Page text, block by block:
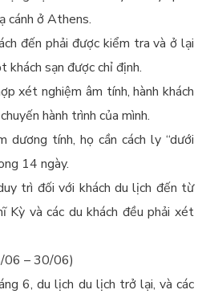
cánh ở Athens.
đến phải được kiểm tra và ở lại
khách sạn được chỉ định.
xét nghiệm âm tính, hành khách
hành trình của mình.
dương tính, họ cần cách ly “dưới
14 ngày.
trì đối với khách du lịch đến từ
Kỳ và các du khách đều phải xét
06 – 30/06)
6, du lịch du lịch trở lại, và các